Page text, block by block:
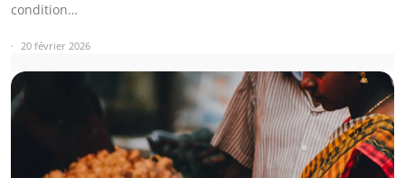
condition…
20 février 2026